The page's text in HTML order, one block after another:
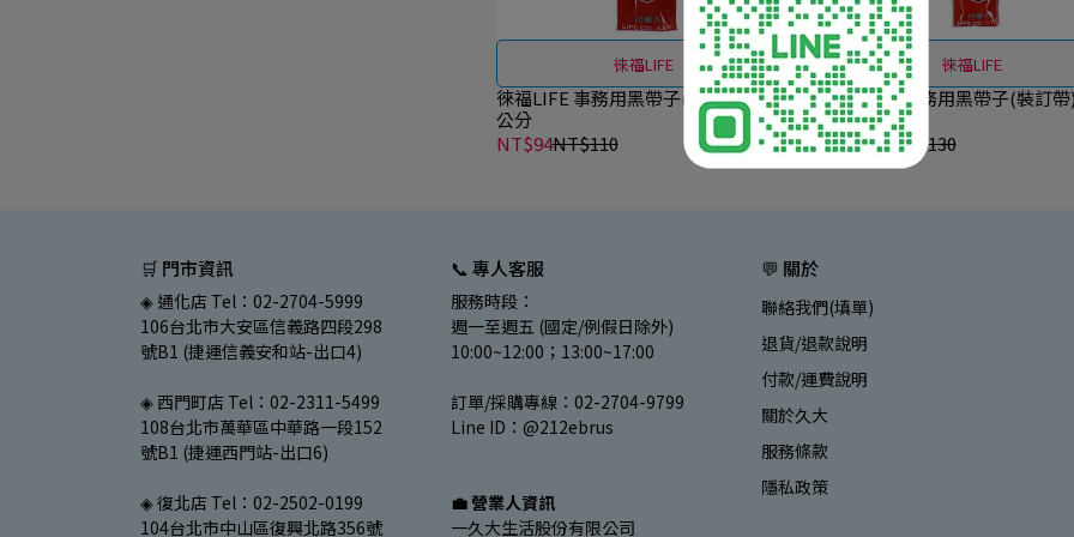
徠福LIFE
徠福LIFE 事務用黑帶子(裝訂帶)-45
公分
NT$94NT$110
徠福LIFE
徠福LIFE 事務用黑帶子(裝訂
公分
NT$111NT$130
🛒 門市資訊
◈ 通化店 Tel：02-2704-5999
106台北市大安區信義路四段298
號B1 (捷運信義安和站-出口4)
◈ 西門町店 Tel：02-2311-5499
108台北市萬華區中華路一段152
號B1 (捷運西門站-出口6)
◈ 復北店 Tel：02-2502-0199
104台北市中山區復興北路356號
📞 專人客服
服務時段：
週一至週五 (國定/例假日除外)
10:00~12:00；13:00~17:00
訂單/採購專線：02-2704-9799
Line ID：@212ebrus
💼 營業人資訊
一久大生活股份有限公司
💬 關於
聯絡我們(填單)
退貨/退款說明
付款/運費說明
關於久大
服務條款
隱私政策